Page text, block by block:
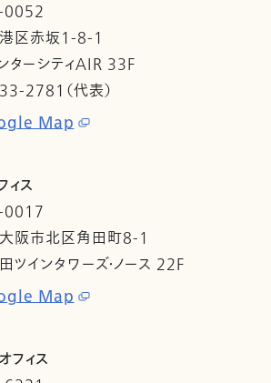
0052
区赤坂1-8-1
ターシティAIR 33F
2781（代表）
Map
ィス
0017
阪市北区角田町8-1
ツインタワーズ・ノース 22F
Map
フィス